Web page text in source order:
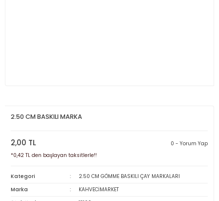
2.50 CM BASKILI MARKA
2,00 TL
0 - Yorum Yap
*0,42 TL den başlayan taksitlerle!!
Kategori
2.50 CM GÖMME BASKILI ÇAY MARKALARI
Marka
KAHVECİMARKET